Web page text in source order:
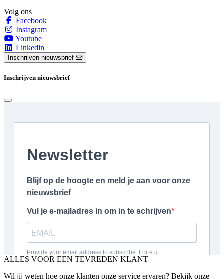
Volg ons
Facebook
Instagram
Youtube
Linkedin
Inschrijven nieuwsbrief
Inschrijven nieuwsbrief
ALLES VOOR EEN TEVREDEN KLANT
Wil jij weten hoe onze klanten onze service ervaren? Bekijk onze